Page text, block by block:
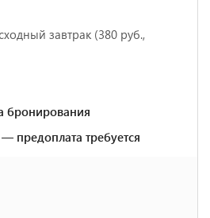
завтрак (380 руб.,
бронирования
требуется